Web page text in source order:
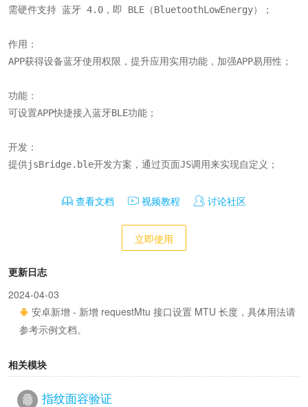
需硬件支持 蓝牙 4.0，即 BLE（BluetoothLowEnergy）；
作用：
APP获得设备蓝牙使用权限，提升应用实用功能，加强APP易用性；
功能：
可设置APP快捷接入蓝牙BLE功能；
开发：
提供jsBridge.ble开发方案，通过页面JS调用来实现自定义；
查看文档 视频教程 讨论社区
立即使用
更新日志
2024-04-03
安卓新增 - 新增 requestMtu 接口设置 MTU 长度，具体用法请
参考示例文档。
相关模块
指纹面容验证